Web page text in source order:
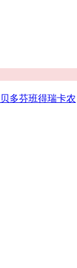
贝多芬班得瑞卡农